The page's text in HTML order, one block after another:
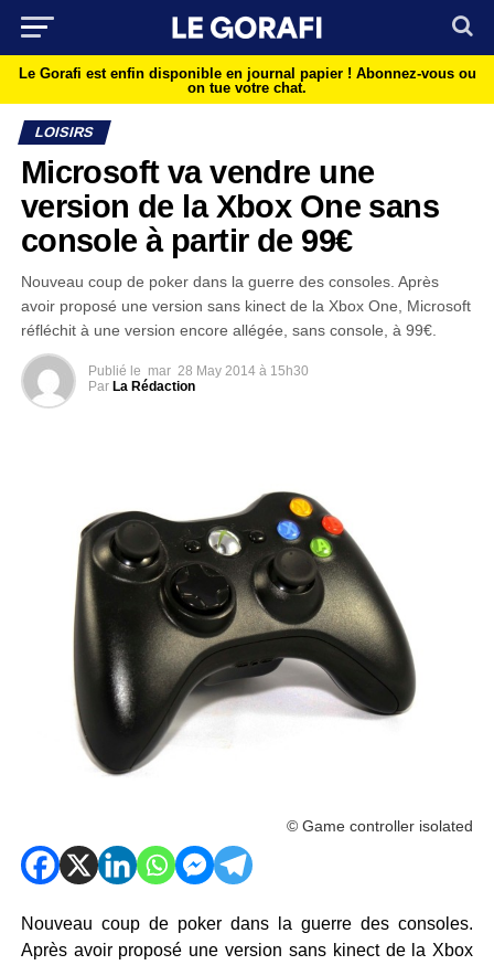
Le Gorafi est enfin disponible en journal papier ! Abonnez-vous ou
on tue votre chat.
LOISIRS
Microsoft va vendre une
version de la Xbox One sans
console à partir de 99€
Nouveau coup de poker dans la guerre des consoles. Après
avoir proposé une version sans kinect de la Xbox One, Microsoft
réfléchit à une version encore allégée, sans console, à 99€.
Publié le mar 28 May 2014 à 15h30
Par La Rédaction
© Game controller isolated
Nouveau coup de poker dans la guerre des consoles.
Après avoir proposé une version sans kinect de la Xbox